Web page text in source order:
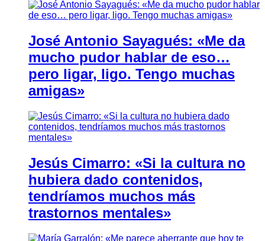
José Antonio Sayagués: «Me da
mucho pudor hablar de eso…
pero ligar, ligo. Tengo muchas
amigas»
Jesús Cimarro: «Si la cultura no
hubiera dado contenidos,
tendríamos muchos más
trastornos mentales»